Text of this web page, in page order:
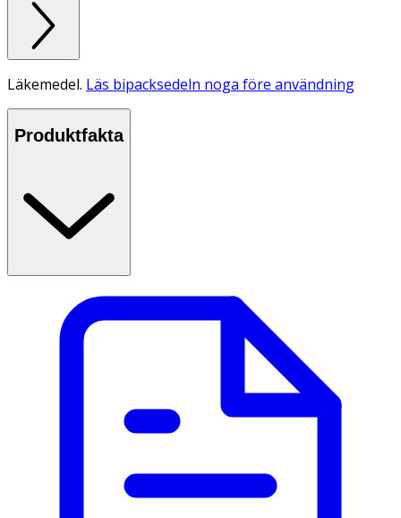
Läkemedel. Läs bipacksedeln noga före användning
Produktfakta